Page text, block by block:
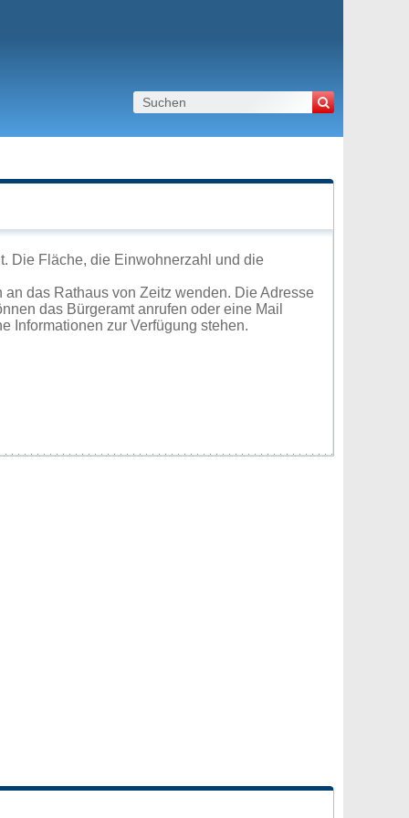
Die Fläche, die Einwohnerzahl und die
das Rathaus von Zeitz wenden. Die Adresse
das Bürgeramt anrufen oder eine Mail
Informationen zur Verfügung stehen.